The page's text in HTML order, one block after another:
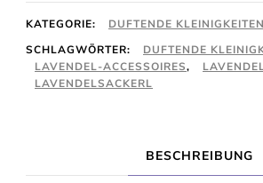
KATEGORIE:
DUFTENDE KLEINIGKEITEN
SCHLAGWÖRTER:
DUFTENDE
LAVENDEL-ACCESSOIRES,
LAVENDELSACKERL
BESCHREIBUNG